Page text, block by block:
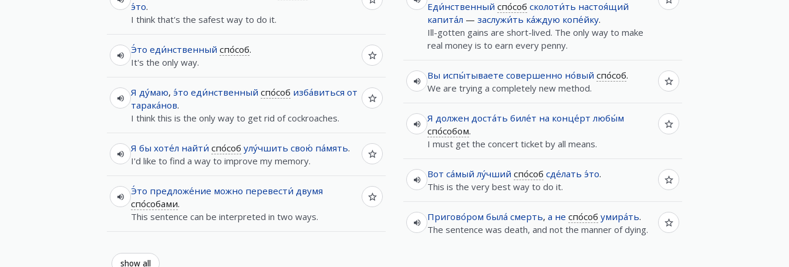
э́то.
I think that's the safest way to do it.
Э́то еди́нственный спо́соб.
It's the only way.
Я ду́маю, э́то еди́нственный спо́соб изба́виться от
тарака́нов.
I think this is the only way to get rid of cockroaches.
Я бы хоте́л найти́ спо́соб улу́чшить свою́ па́мять.
I'd like to find a way to improve my memory.
Э́то предложе́ние можно перевести́ двумя
спо́собами.
This sentence can be interpreted in two ways.
Еди́нственный спо́соб сколоти́ть настоя́щий
капита́л — заслужи́ть ка́ждую копе́йку.
Ill-gotten gains are short-lived. The only way to make
real money is to earn every penny.
Вы испы́тываете совершенно но́вый спо́соб.
We are trying a completely new method.
Я должен доста́ть биле́т на конце́рт любы́м
спо́собом.
I must get the concert ticket by all means.
Вот са́мый лу́чший спо́соб сде́лать э́то.
This is the very best way to do it.
Пригово́ром была́ смерть, а не спо́соб умира́ть.
The sentence was death, and not the manner of dying.
show all